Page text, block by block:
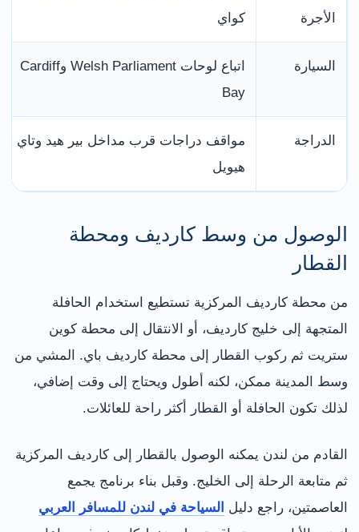
الأجرة
كواي
السيارة
اتباع لوحات Welsh Parliament وCardiff
Bay
الدراجة
مواقف دراجات قرب مداخل بير هيد وتاي
هيويل
الوصول من وسط كارديف ومحطة
القطار
من محطة كارديف المركزية تستطيع استخدام الحافلة
المتجهة إلى خليج كارديف، أو الانتقال إلى محطة كوين
ستريت ثم ركوب القطار إلى محطة كارديف باي. المشي من
وسط المدينة ممكن، لكنه أطول ويحتاج إلى وقت إضافي،
لذلك تكون الحافلة أو القطار أكثر راحة للعائلات.
القادم من لندن يمكنه الوصول بالقطار إلى كارديف المركزية
ثم متابعة الرحلة إلى الخليج. وقبل بناء برنامج يجمع
العاصمتين، راجع دليل السياحة في لندن للمسافر العربي